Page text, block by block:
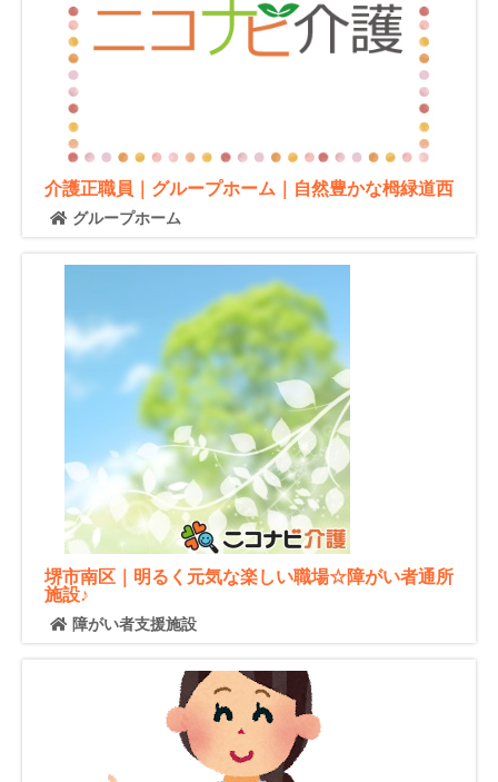
介護正職員｜グループホーム｜自然豊かな栂緑道西
グループホーム
堺市南区｜明るく元気な楽しい職場☆障がい者通所
施設♪
障がい者支援施設